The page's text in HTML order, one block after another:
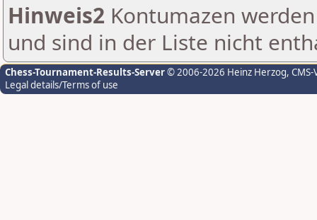
Hinweis2 Kontumazen
und sind in der Liste nicht
Chess-Tournament-Results-Server© 2006-2026 Heinz Herzog,
Legal details/Terms of use